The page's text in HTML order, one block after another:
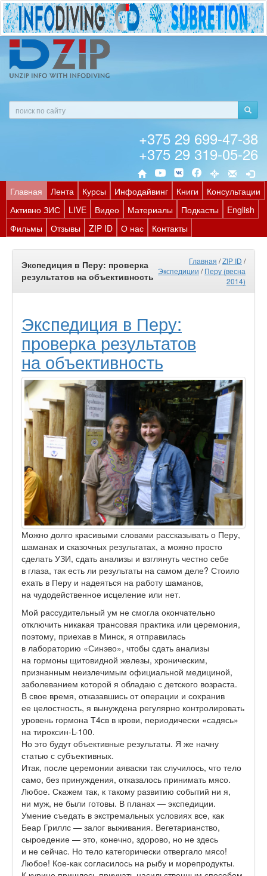
+375 29 699-47-38
+375 29 319-05-26
Главная Лента Курсы Инфодайвинг Книги
Консультации
Активно ЗИС
LIVE Видео Материалы Подкасты
English
Фильмы
Отзывы ZIP ID О нас Контакты
Экспедиция в Перу: проверка
результатов на объективность
Главная /ZIP ID /
Экспедиции /Перу (весна
2014)
Экспедиция в Перу:
проверка результатов
на объективность
Можно долго красивыми словами рассказывать о Перу,
шаманах и сказочных результатах, а можно просто
сделать УЗИ, сдать анализы и взглянуть честно себе
в глаза, так есть ли результаты на самом деле? Стоило
ехать в Перу и надеяться на работу шаманов,
на чудодейственное исцеление или нет.
Мой рассудительный ум не смогла окончательно
отключить никакая трансовая практика или церемония,
поэтому, приехав в Минск, я отправилась
в лабораторию «Синэво», чтобы сдать анализы
на гормоны щитовидной железы, хроническим,
признанным неизлечимым официальной медициной,
заболеванием которой я обладаю с детского возраста.
В свое время, отказавшись от операции и сохранив
ее целостность, я вынуждена регулярно контролировать
уровень гормона Т4св в крови, периодически «садясь»
на тироксин-L-100.
Но это будут объективные результаты. Я же начну
статью с субъективных.
Итак, после церемонии аяваски так случилось, что тело
само, без принуждения, отказалось принимать мясо.
Любое. Скажем так, к такому развитию событий ни я,
ни муж, не были готовы. В планах — экспедиции.
Умение съедать в экстремальных условиях все, как
Беар Гриллс — залог выживания. Вегетарианство,
сыроедение — это, конечно, здорово, но не здесь
и не сейчас. Но тело категорически отвергало мясо!
Любое! Кое-как согласилось на рыбу и морепродукты.